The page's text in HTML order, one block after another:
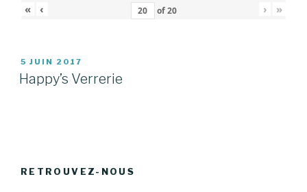
« ‹ of20 › »
PUBLIÉ
LE
5 JUIN 2017
Happy’s Verrerie
RETROUVEZ-NOUS